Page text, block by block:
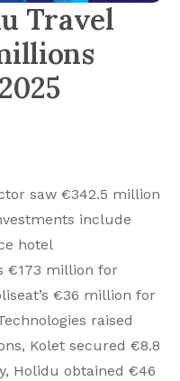
Travel
saw €342.5 million
include
hotel
€173 million for
€36 million for
raised
Kolet secured €8.8
Holidu obtained €46